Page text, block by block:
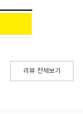
리뷰 전체보기